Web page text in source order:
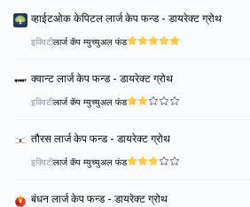
व्हाईटओक केपिटल लार्ज केप फन्ड - डायरेक्ट ग्रोथ
इक्विटीलार्ज कॅप म्युच्युअल फंड
क्वान्ट लार्ज केप फन्ड - डायरेक्ट ग्रोथ
इक्विटीलार्ज कॅप म्युच्युअल फंड
तौरस लार्ज केप फन्ड - डायरेक्ट ग्रोथ
इक्विटीलार्ज कॅप म्युच्युअल फंड
बंधन लार्ज केप फन्ड - डायरेक्ट ग्रोथ